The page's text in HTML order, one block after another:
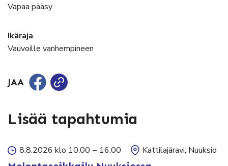
Vapaa pääsy
Ikäraja
Vauvoille vanhempineen
JAA
Lisää tapahtumia
8.8.2026 klo 10.00 – 16.00 Kattilajäravi, Nuuksio